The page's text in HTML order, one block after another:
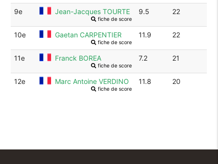
9e Jean-Jacques TOURTE
fiche de score
9.5 22
10e Gaetan CARPENTIER
fiche de score
11.9 22
11e Franck BOREA
fiche de score
7.2 21
12e Marc Antoine VERDINO
fiche de score
11.8 20